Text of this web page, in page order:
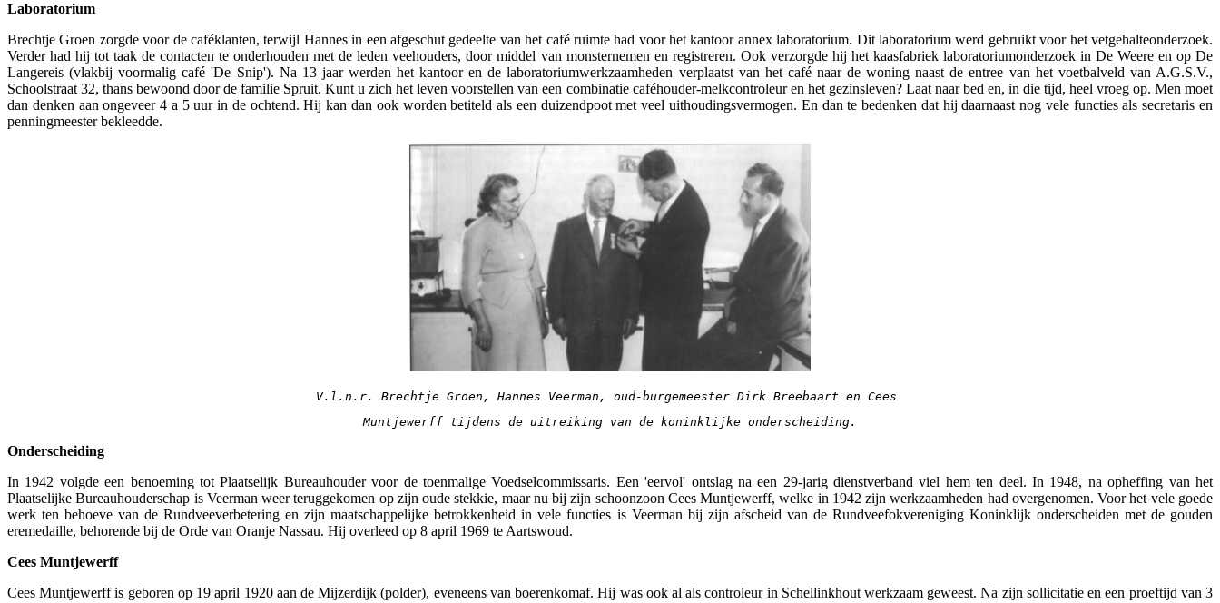
Laboratorium
Brechtje Groen zorgde voor de caféklanten, terwijl Hannes in een afgeschut gedeelte van het café ruimte had voor het kantoor annex laboratorium. Dit laboratorium werd gebruikt voor het vetgehalteonderzoek.
Verder had hij tot taak de contacten te onderhouden met de leden veehouders, door middel van monsternemen en registreren. Ook verzorgde hij het kaasfabriek laboratoriumonderzoek in De Weere en op De
Langereis (vlakbij voormalig café 'De Snip'). Na 13 jaar werden het kantoor en de laboratoriumwerkzaamheden verplaatst van het café naar de woning naast de entree van het voetbalveld van A.G.S.V.,
Schoolstraat 32, thans bewoond door de familie Spruit. Kunt u zich het leven voorstellen van een combinatie caféhouder-melkcontroleur en het gezinsleven? Laat naar bed en, in die tijd, heel vroeg op. Men moet
dan denken aan ongeveer 4 a 5 uur in de ochtend. Hij kan dan ook worden betiteld als een duizendpoot met veel uithoudingsvermogen. En dan te bedenken dat hij daarnaast nog vele functies als secretaris en
penningmeester bekleedde.
V.l.n.r. Brechtje Groen, Hannes Veerman, oud-burgemeester Dirk Breebaart en Cees
Muntjewerff tijdens de uitreiking van de koninklijke onderscheiding.
Onderscheiding
In 1942 volgde een benoeming tot Plaatselijk Bureauhouder voor de toenmalige Voedselcommissaris. Een 'eervol' ontslag na een 29-jarig dienstverband viel hem ten deel. In 1948, na opheffing van het
Plaatselijke Bureauhouderschap is Veerman weer teruggekomen op zijn oude stekkie, maar nu bij zijn schoonzoon Cees Muntjewerff, welke in 1942 zijn werkzaamheden had overgenomen. Voor het vele goede
werk ten behoeve van de Rundveeverbetering en zijn maatschappelijke betrokkenheid in vele functies is Veerman bij zijn afscheid van de Rundveefokvereniging Koninklijk onderscheiden met de gouden
eremedaille, behorende bij de Orde van Oranje Nassau. Hij overleed op 8 april 1969 te Aartswoud.
Cees Muntjewerff
Cees Muntjewerff is geboren op 19 april 1920 aan de Mijzerdijk (polder), eveneens van boerenkomaf. Hij was ook al als controleur in Schellinkhout werkzaam geweest. Na zijn sollicitatie en een proeftijd van 3